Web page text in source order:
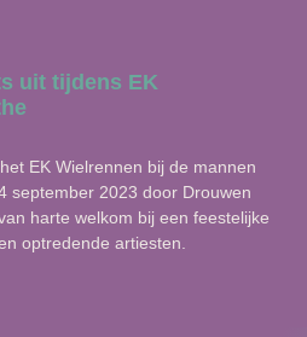
uit tijdens EK
EK Wielrennen bij de mannen
september 2023 door Drouwen
harte welkom bij een feestelijke
optredende artiesten.